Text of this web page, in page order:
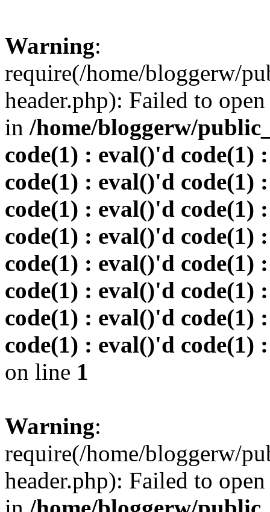
Warning:
require(/home/bloggerw/
header.php): Failed to
in /home/bloggerw/
code(1) : eval()'d code(1)
code(1) : eval()'d code(1)
code(1) : eval()'d code(1)
code(1) : eval()'d code(1)
code(1) : eval()'d code(1)
code(1) : eval()'d code(1)
code(1) : eval()'d code(1)
code(1) : eval()'d code(1)
on line 1
Warning:
require(/home/bloggerw/
header.php): Failed to